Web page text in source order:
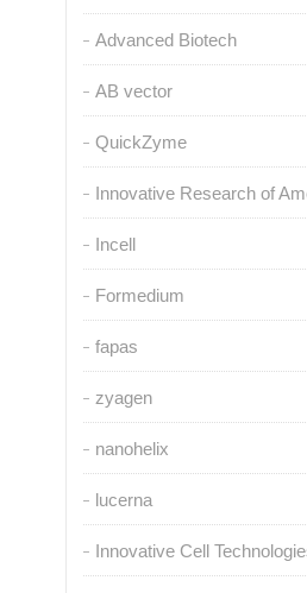
Advanced Biotech
AB vector
QuickZyme
Innovative Research of
Incell
Formedium
fapas
zyagen
nanohelix
lucerna
Innovative Cell